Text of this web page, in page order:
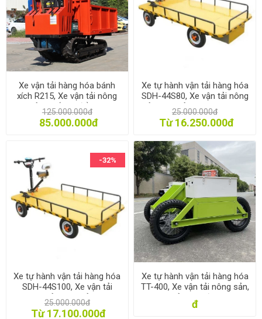
Xe vận tải hàng hóa bánh
xích R215, Xe vận tải nông
sản 1 tấn tự đổ ben
125.000.000đ
85.000.000đ
Xe tự hành vận tải hàng hóa
SDH-44S80, Xe vận tải nông
sản, Xe chở hàng trong nhà
máy kho xưởng
25.000.000đ
Từ 16.250.000đ
-32%
Xe tự hành vận tải hàng hóa
SDH-44S100, Xe vận tải
nông sản, Xe chở hàng
trong nhà máy kho xưởng
25.000.000đ
Từ 17.100.000đ
Xe tự hành vận tải hàng hóa
TT-400, Xe vận tải nông sản,
Xe chở hàng địa hình
đ